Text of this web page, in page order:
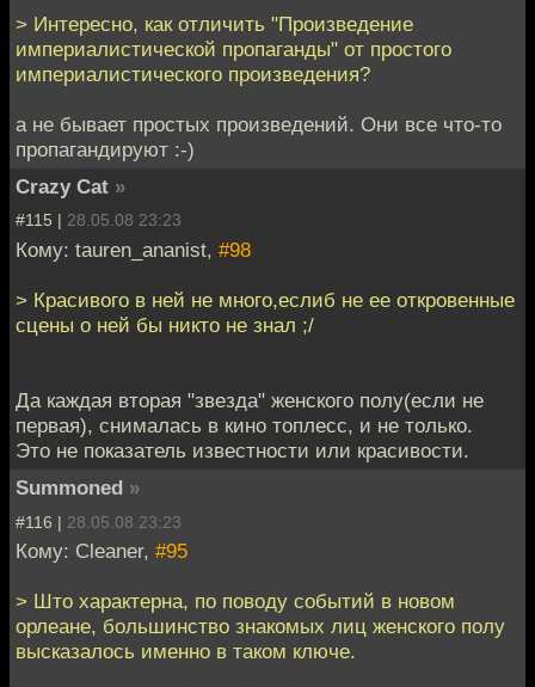
> Интересно, как отличить "Произведение
империалистической пропаганды" от простого
империалистического произведения?
а не бывает простых произведений. Они все что-то
пропагандируют :-)
Crazy Cat »
#115 | 28.05.08 23:23
Кому: tauren_ananist, #98
> Красивого в ней не много,еслиб не ее откровенные
сцены о ней бы никто не знал ;/
Да каждая вторая "звезда" женского полу(если не
первая), снималась в кино топлесс, и не только.
Это не показатель известности или красивости.
Summoned »
#116 | 28.05.08 23:23
Кому: Cleaner, #95
> Што характерна, по поводу событий в новом
орлеане, большинство знакомых лиц женского полу
высказалось именно в таком ключе.